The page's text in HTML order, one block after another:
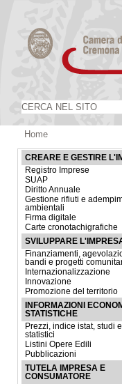
Home
CREARE E GESTIRE
Registro Imprese
SUAP
Diritto Annuale
Gestione rifiuti e
ambientali
Firma digitale
Carte cronotachigrafiche
SVILUPPARE
Finanziamenti,
bandi e progetti
Internazionalizzazione
Innovazione
Promozione del territorio
INFORMAZIONI
STATISTICHE
Prezzi, indice istat, studi
statistici
Listini Opere Edili
Pubblicazioni
TUTELA IMPRESA E
CONSUMATORE